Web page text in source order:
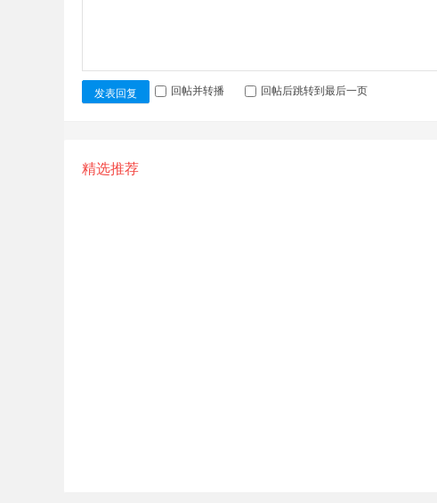
发表回复 回帖并转播 回帖后跳转到最后一页
精选推荐